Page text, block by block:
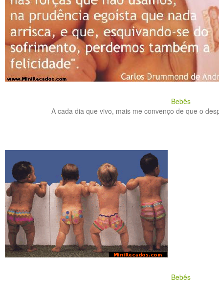
Bebês
A cada dia que vivo, mais me convenço de que o
Bebês